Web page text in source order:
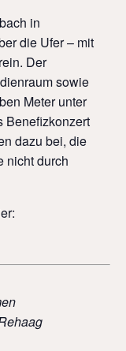
in
die Ufer – mit
Der
sowie
Meter unter
Benefizkonzert
dazu bei, die
nicht durch